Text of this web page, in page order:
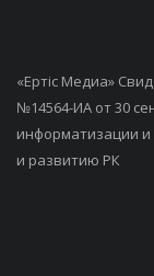
«Ертiс Медиа»
№14564-ИА от 30
информатизации
и развитию РК